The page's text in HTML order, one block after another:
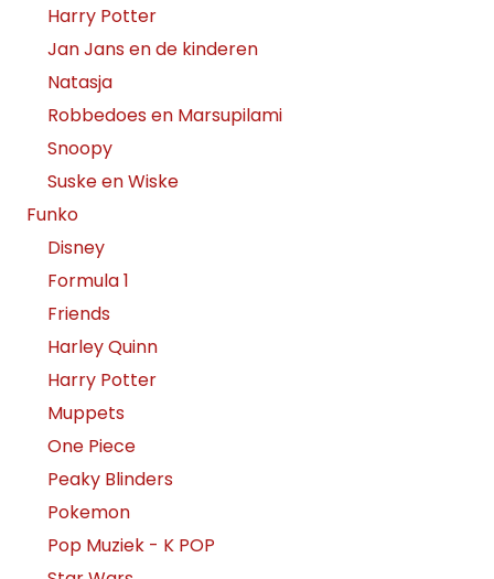
Harry Potter
Jan Jans en de kinderen
Natasja
Robbedoes en Marsupilami
Snoopy
Suske en Wiske
Funko
Disney
Formula 1
Friends
Harley Quinn
Harry Potter
Muppets
One Piece
Peaky Blinders
Pokemon
Pop Muziek - K POP